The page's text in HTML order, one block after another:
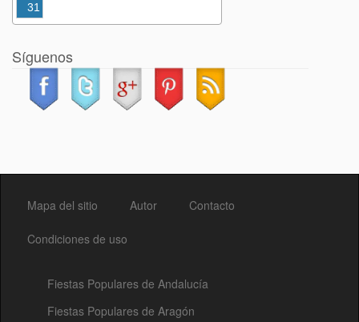
31
Síguenos
Mapa del sitio Autor Contacto
Condiciones de uso
Fiestas Populares de Andalucía
Fiestas Populares de Aragón